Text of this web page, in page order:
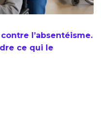
l’absentéisme.
ce qui le